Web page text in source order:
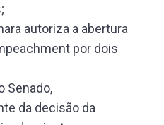
autoriza a abertura
por dois
Senado,
da decisão da